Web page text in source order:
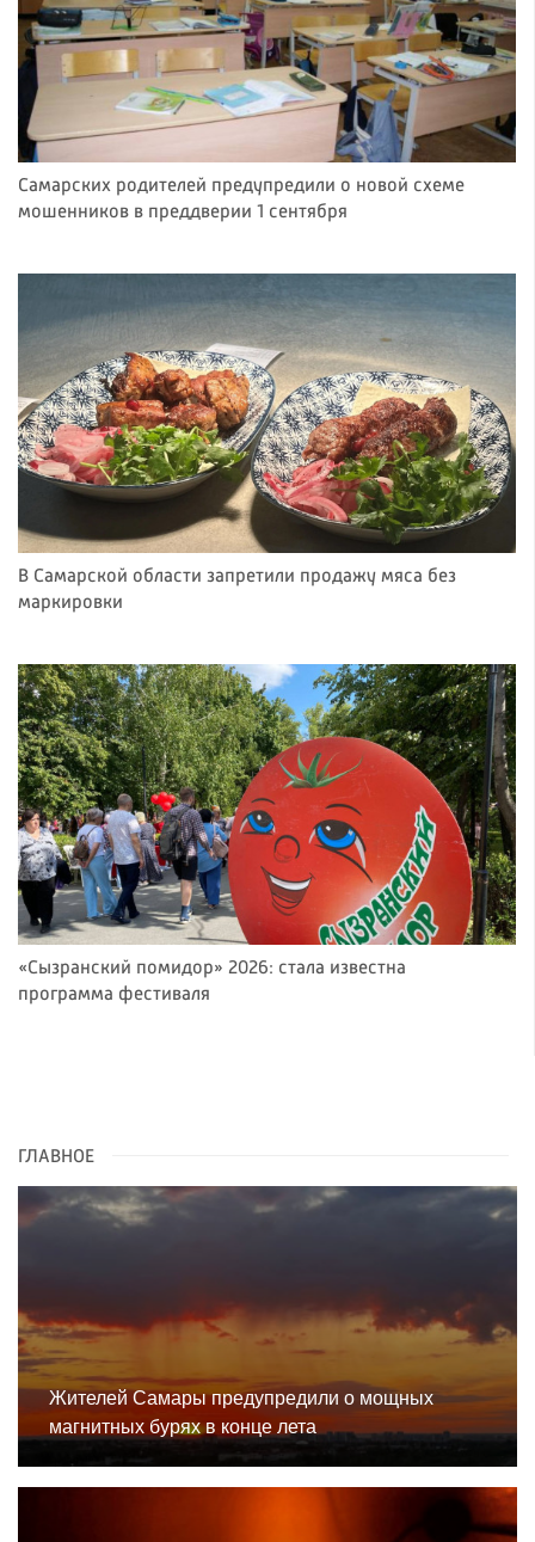
Самарских родителей предупредили о новой схеме
мошенников в преддверии 1 сентября
В Самарской области запретили продажу мяса без
маркировки
«Сызранский помидор» 2026: стала известна
программа фестиваля
ГЛАВНОЕ
Жителей Самары предупредили о мощных
магнитных бурях в конце лета